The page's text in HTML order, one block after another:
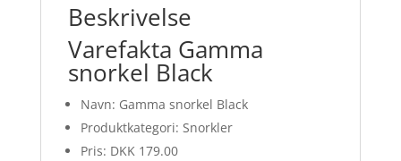
Beskrivelse
Varefakta Gamma
snorkel Black
Navn: Gamma snorkel Black
Produktkategori: Snorkler
Pris: DKK 179.00